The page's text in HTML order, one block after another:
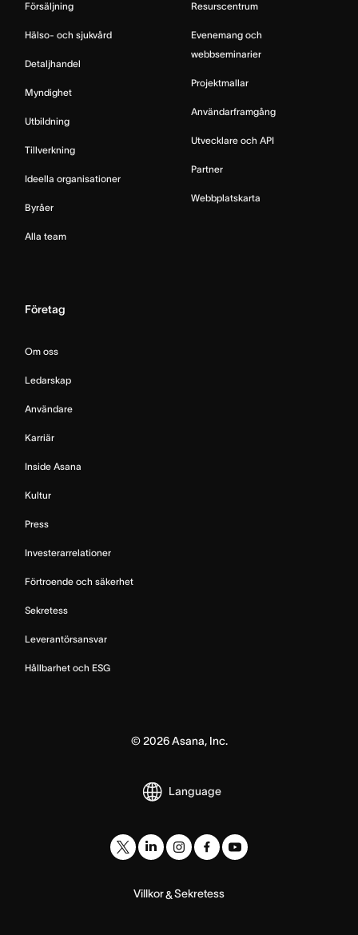
Försäljning
Hälso- och sjukvård
Detaljhandel
Myndighet
Utbildning
Tillverkning
Ideella organisationer
Byråer
Alla team
Resurscentrum
Evenemang och
webbseminarier
Projektmallar
Användarframgång
Utvecklare och API
Partner
Webbplatskarta
Företag
Om oss
Ledarskap
Användare
Karriär
Inside Asana
Kultur
Press
Investerarrelationer
Förtroende och säkerhet
Sekretess
Leverantörsansvar
Hållbarhet och ESG
© 2026Asana, Inc.
Language
Villkor&Sekretess